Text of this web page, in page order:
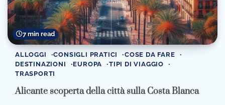
7 min read
ALLOGGI CONSIGLI PRATICI
COSE DA FARE
DESTINAZIONI
EUROPA
TIPI DI VIAGGIO
TRASPORTI
Alicante scoperta della città sulla Costa Blanca